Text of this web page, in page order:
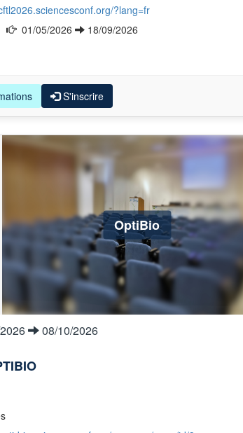
?lang=fr
01/05/2026 18/09/2026
S'inscrire
OptiBio
08/10/2026